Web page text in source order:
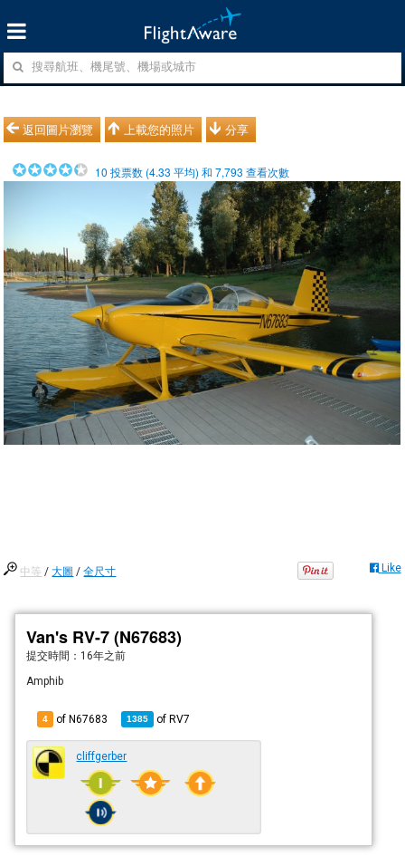
返回圖片瀏覽 上載您的照片 分享
10 投票数 (4.33 平均) 和7,793 查看次數
中等 /大圖 /全尺寸 Like
Van's RV-7 (N67683)
提交時間： 16年之前
Amphib
4 of N67683 1385 ofRV7
cliffgerber